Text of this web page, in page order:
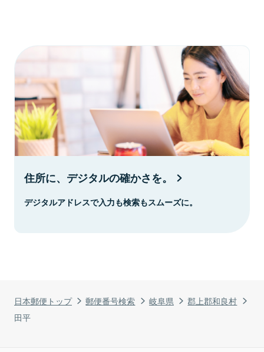
日本郵便トップ 郵便番号検索 岐阜県
郡上郡和良村
田平
住所に、デジタルの確かさを。
デジタルアドレスで入力も検索もスムーズに。